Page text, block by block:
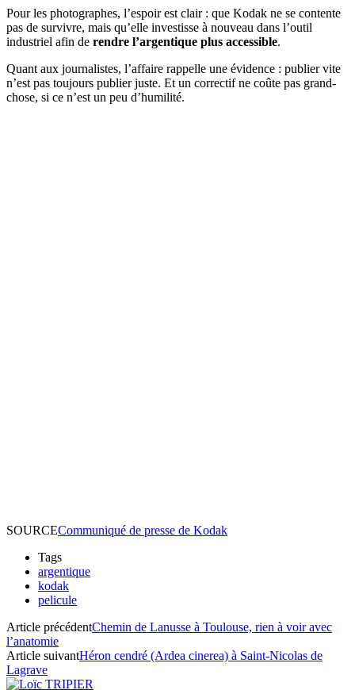
Pour les photographes, l’espoir est clair : que Kodak ne se contente
pas de survivre, mais qu’elle investisse à nouveau dans l’outil
industriel afin de rendre l’argentique plus accessible.
Quant aux journalistes, l’affaire rappelle une évidence : publier vite
n’est pas toujours publier juste. Et un correctif ne coûte pas grand-
chose, si ce n’est un peu d’humilité.
SOURCECommuniqué de presse de Kodak
Tags
argentique
kodak
pelicule
Article précédentChemin de Lanusse à Toulouse, rien à voir avec
l’anatomie
Article suivantHéron cendré (Ardea cinerea) à Saint-Nicolas de
Lagrave